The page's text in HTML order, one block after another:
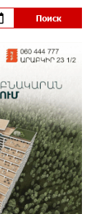
но
тему
Эрдогана,
сам
8 дней назад
10% годовых